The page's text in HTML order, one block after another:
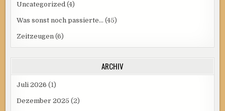
Uncategorized (4)
Was sonst noch passierte… (45)
Zeitzeugen (6)
ARCHIV
Juli 2026 (1)
Dezember 2025 (2)